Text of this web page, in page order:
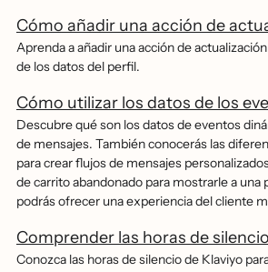
Cómo añadir una acción de
Aprenda a añadir una acción de
de los datos del perfil.
Cómo utilizar los datos de los
Descubre qué son los datos de eventos
de mensajes. También conocerás las
para crear flujos de mensajes
de carrito abandonado para mostrarle a
podrás ofrecer una experiencia del cliente
Comprender las horas de
Conozca las horas de silencio de Klaviyo